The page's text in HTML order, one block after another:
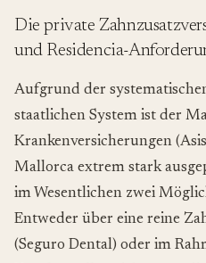
Die private
und Residencia-
Aufgrund der
staatlichen System ist der
Krankenversicherungen (
Mallorca extrem stark
im Wesentlichen zwei
Entweder über eine reine
(Seguro Dental) oder im